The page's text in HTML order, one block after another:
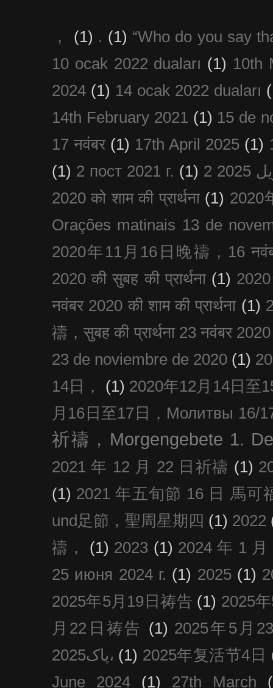
， (1) . (1) “Who do you say
10 ocak 2022 duaları (1) 10th
2024 (1) 14 ocak 2022 duaları
14th February 2021 (1) 15 de
17 नवंबर (1) 17th April 2025 (1)
(1) 2 пост 2021 г. (1)
2020 को शाम की प्रार्थना (1) 2020
Orações matinais 13 de
2020年11月16日晚禱，16
2020 की सुबह की प्रार्थना (1)
नवंबर 2020 की शाम की प्रार्थना (1)
禱，सुबह की प्रार्थना 23 नवंबर 2020
23 de noviembre de 2020 (1)
14日，
(1) 2020年12月14日至
月16日至17日，Молитвы 16/
祈禱，Morgengebete 1.
2021 年 12 月 22 日祈禱 (1)
(1) 2021 年五旬節 16 日 馬可
und足節，聖周星期四 (1) 2022
禱，
(1) 2023 (1) 2024 年 1
25 июня 2024 г. (1) 2025 (1)
2025年5月19日祷告 (1) 2025
月22日祷告 (1) 2025年5月
پاک2025، (1) 2025年复活节4日
June 2024
(1) 27th March